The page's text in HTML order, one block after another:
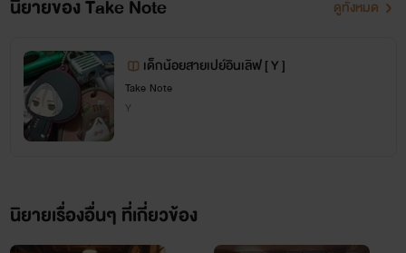
นิยายของ Take Note ดูทั้งหมด
เด็กน้อยสายเปย์อินเลิฟ [ Y ]
Take Note
Y
นิยายเรื่องอื่นๆ ที่เกี่ยวข้อง